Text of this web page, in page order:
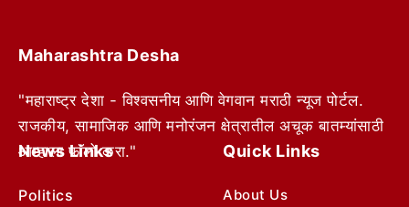
Maharashtra Desha
"महाराष्ट्र देशा - विश्वसनीय आणि वेगवान मराठी न्यूज पोर्टल.
राजकीय, सामाजिक आणि मनोरंजन क्षेत्रातील अचूक बातम्यांसाठी
आम्हाला फॉलो करा."
News Links
Politics
Quick Links
About Us